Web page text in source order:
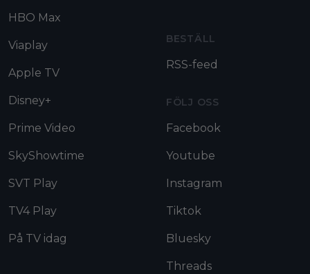
HBO Max
Viaplay
Apple TV
Disney+
Prime Video
SkyShowtime
SVT Play
TV4 Play
På TV idag
BESTÄLL
RSS-feed
FÖLJ OSS
Facebook
Youtube
Instagram
Tiktok
Bluesky
Threads